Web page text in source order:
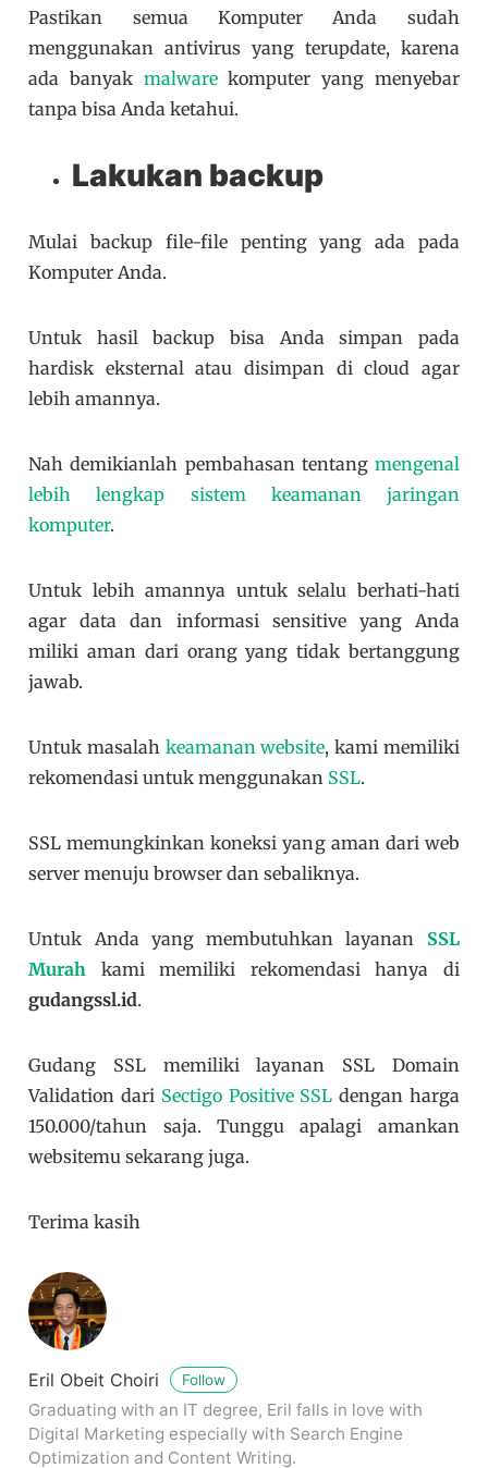
Pastikan semua Komputer Anda sudah
menggunakan antivirus yang terupdate, karena
ada banyak malwarekomputer yang menyebar
tanpa bisa Anda ketahui.
Lakukan backup
Mulai backup file-file penting yang ada pada
Komputer Anda.
Untuk hasil backup bisa Anda simpan pada
hardisk eksternal atau disimpan di cloud agar
lebih amannya.
Nah demikianlah pembahasan tentang mengenal
lebih lengkap sistem keamanan jaringan
komputer.
Untuk lebih amannya untuk selalu berhati-hati
agar data dan informasi sensitive yang Anda
miliki aman dari orang yang tidak bertanggung
jawab.
Untuk masalah keamanan website, kami memiliki
rekomendasi untuk menggunakan SSL.
SSL memungkinkan koneksi yang aman dari web
server menuju browser dan sebaliknya.
Untuk Anda yang membutuhkan layanan SSL
Murah kami memiliki rekomendasi hanya di
gudangssl.id.
Gudang SSL memiliki layanan SSL Domain
Validation dari Sectigo Positive SSL dengan harga
150.000/tahun saja. Tunggu apalagi amankan
websitemu sekarang juga.
Terima kasih
Eril Obeit Choiri Follow
Graduating with an IT degree, Eril falls in love with
Digital Marketing especially with Search Engine
Optimization and Content Writing.